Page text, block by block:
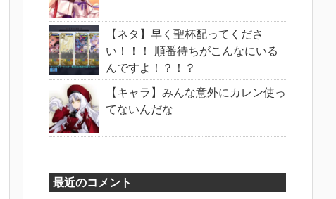
【ネタ】早く聖杯配ってくださ
い！！！ 順番待ちがこんなにいる
んですよ！？！？
【キャラ】みんな意外にカレン使っ
てないんだな
最近のコメント